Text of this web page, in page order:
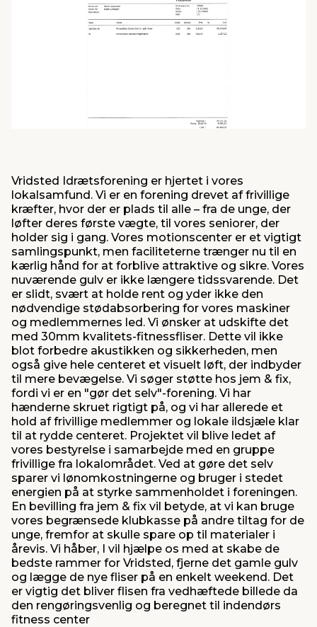
Vridsted Idrætsforening er hjertet i vores
lokalsamfund. Vi er en forening drevet af frivillige
kræfter, hvor der er plads til alle – fra de unge, der
løfter deres første vægte, til vores seniorer, der
holder sig i gang. Vores motionscenter er et vigtigt
samlingspunkt, men faciliteterne trænger nu til en
kærlig hånd for at forblive attraktive og sikre. Vores
nuværende gulv er ikke længere tidssvarende. Det
er slidt, svært at holde rent og yder ikke den
nødvendige stødabsorbering for vores maskiner
og medlemmernes led. Vi ønsker at udskifte det
med 30mm kvalitets-fitnessfliser. Dette vil ikke
blot forbedre akustikken og sikkerheden, men
også give hele centeret et visuelt løft, der indbyder
til mere bevægelse. Vi søger støtte hos jem & fix,
fordi vi er en "gør det selv"-forening. Vi har
hænderne skruet rigtigt på, og vi har allerede et
hold af frivillige medlemmer og lokale ildsjæle klar
til at rydde centeret. Projektet vil blive ledet af
vores bestyrelse i samarbejde med en gruppe
frivillige fra lokalområdet. Ved at gøre det selv
sparer vi lønomkostningerne og bruger i stedet
energien på at styrke sammenholdet i foreningen.
En bevilling fra jem & fix vil betyde, at vi kan bruge
vores begrænsede klubkasse på andre tiltag for de
unge, fremfor at skulle spare op til materialer i
årevis. Vi håber, I vil hjælpe os med at skabe de
bedste rammer for Vridsted, fjerne det gamle gulv
og lægge de nye fliser på en enkelt weekend. Det
er vigtig det bliver flisen fra vedhæftede billede da
den rengøringsvenlig og beregnet til indendørs
fitness center